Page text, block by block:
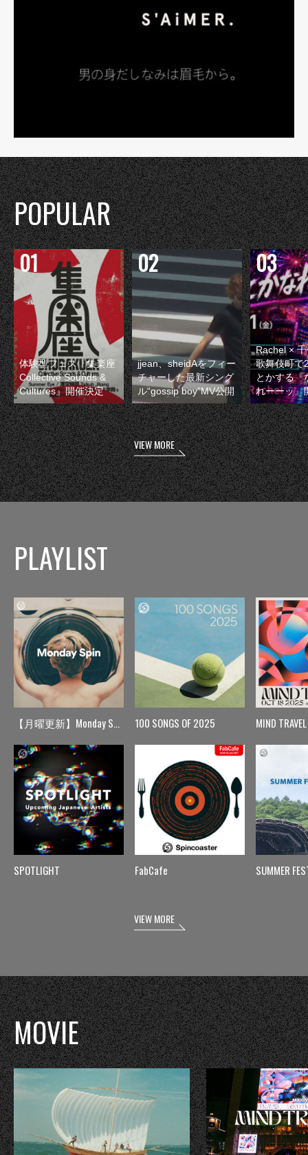
POPULAR
体験型フェス『集楽座
Collective Sounds &
Cultures』開催決定
jjean、sheidAをフィー
チャーした最新シング
ル“gossip boy”MV公開
Rachel ×
歌舞伎町で
とかする『
れーーッ』
VIEW MORE
PLAYLIST
【月曜更新】Monday Spin
SPOTLIGHT
100 SONGS OF 2025
FabCafe
MIND TRAVEL
SUMMER
VIEW MORE
MOVIE